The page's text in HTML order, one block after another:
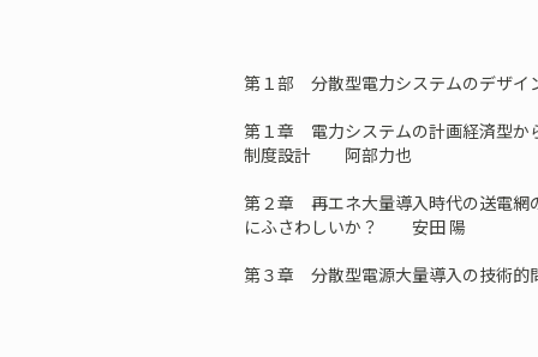
第１部 分散型電力システムのデザイ
第１章 電力システムの計画経済型か
制度設計 阿部力也
第２章 再エネ大量導入時代の送電網
にふさわしいか？ 安田 陽
第３章 分散型電源大量導入の技術